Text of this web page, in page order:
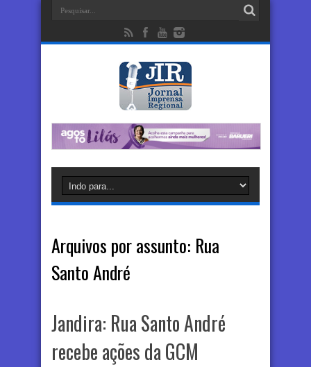
Arquivos por assunto: Rua
Santo André
Jandira: Rua Santo André
recebe ações da GCM